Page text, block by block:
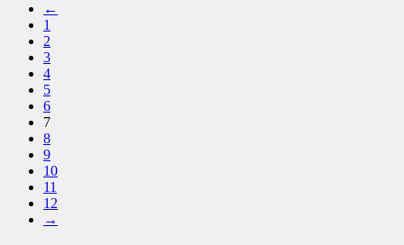
←
1
2
3
4
5
6
7
8
9
10
11
12
→